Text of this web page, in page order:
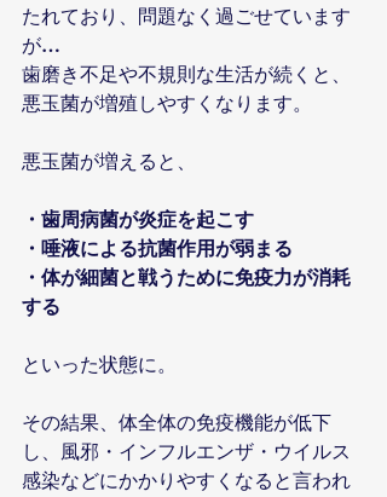
たれており、問題なく過ごせています
が…
歯磨き不足や不規則な生活が続くと、
悪玉菌が増殖しやすくなります。
悪玉菌が増えると、
・歯周病菌が炎症を起こす
・唾液による抗菌作用が弱まる
・体が細菌と戦うために免疫力が消耗
する
といった状態に。
その結果、体全体の免疫機能が低下
し、風邪・インフルエンザ・ウイルス
感染などにかかりやすくなると言われ